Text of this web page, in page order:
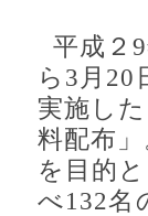
平成２9
ら 3 月 20
実施し
料配布
を目的
べ132名